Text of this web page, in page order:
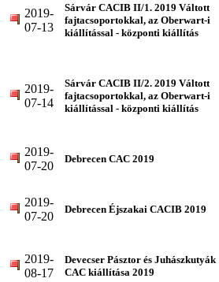
2019-
07-13
Sárvár CACIB II/1. 2019 Váltott
fajtacsoportokkal, az Oberwart-i
kiállítással - központi kiállítás
2019-
07-14
Sárvár CACIB II/2. 2019 Váltott
fajtacsoportokkal, az Oberwart-i
kiállítással - központi kiállítás
2019-
07-20
Debrecen CAC 2019
2019-
07-20
Debrecen Éjszakai CACIB 2019
2019-
08-17
Devecser Pásztor és Juhászkutyák
CAC kiállítása 2019